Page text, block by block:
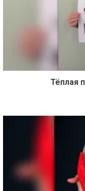
Тёплая